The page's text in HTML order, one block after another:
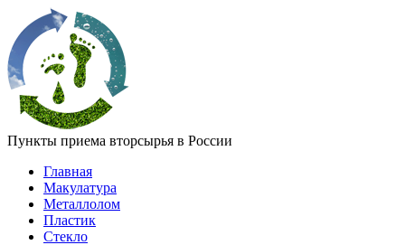
Пункты приема вторсырья в России
Главная
Макулатура
Металлолом
Пластик
Стекло